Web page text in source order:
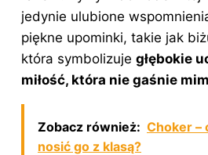
jedynie ulubione
piękne upominki, takie jak
która symbolizuje głębokie
miłość, która nie gaśnie
Zobacz również: Choker –
nosić go z klasą?